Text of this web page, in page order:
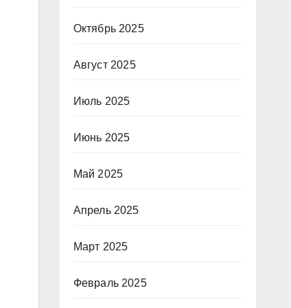
Октябрь 2025
Август 2025
Июль 2025
Июнь 2025
Май 2025
Апрель 2025
Март 2025
Февраль 2025